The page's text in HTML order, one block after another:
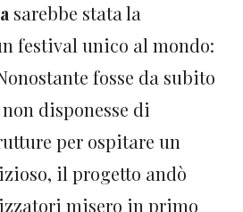
sarebbe stata la
festival unico al mondo:
fosse da subito
disponesse di
per ospitare un
il progetto andò
misero in primo